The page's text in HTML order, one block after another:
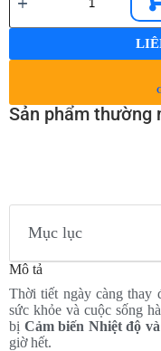
Sản phẩm thường
Mục lục
Mô tả
Thời tiết ngày càng thay
sức khỏe và cuộc sống
bị Cảm biến Nhiệt độ
giờ hết.